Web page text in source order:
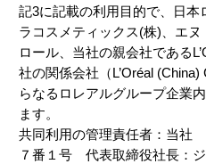
記3に記載の利用目的で、日本
ラコスメティックス(株)、エ
ロール、当社の親会社である
社の関係会社（L’Oréal
らなるロレアルグループ企業
ます。
共同利用の管理責任者：当社
７番１号 代表取締役社長：ジ